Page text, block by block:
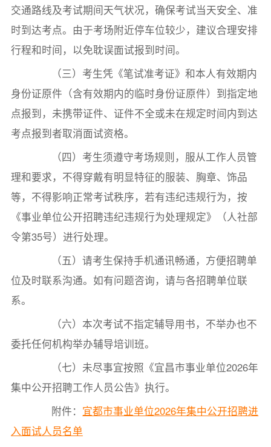
交通路线及考试期间天气状况，确保考试当天安全、准
时到达考点。由于考场附近停车位较少，建议合理安排
行程和时间，以免耽误面试报到时间。
（三）考生凭《笔试准考证》和本人有效期内
身份证原件（含有效期内的临时身份证原件）到指定地
点报到，未携带证件、证件不全或未在规定时间内到达
考点报到者取消面试资格。
（四）考生须遵守考场规则，服从工作人员管
理和要求，不得穿戴有明显特征的服装、胸章、饰品
等，不得影响正常考试秩序，若有违纪违规行为，按
《事业单位公开招聘违纪违规行为处理规定》（人社部
令第35号）进行处理。
（五）请考生保持手机通讯畅通，方便招聘单
位及时联系沟通。如有问题咨询，请与各招聘单位联
系。
（六）本次考试不指定辅导用书，不举办也不
委托任何机构举办辅导培训班。
（七）未尽事宜按照《宜昌市事业单位2026年
集中公开招聘工作人员公告》执行。
附件： 宜都市事业单位2026年集中公开招聘进
入面试人员名单